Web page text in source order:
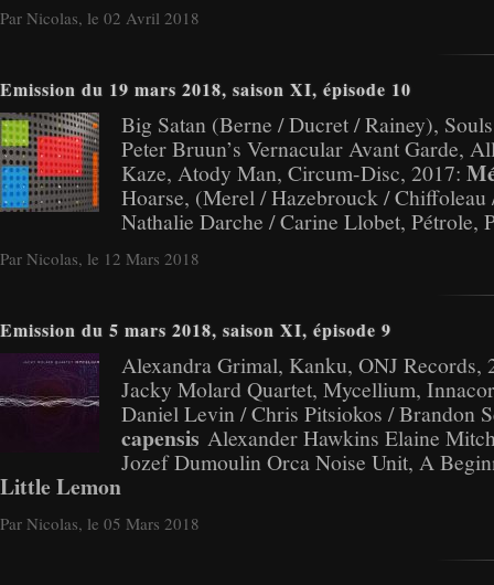
Par Nicolas, le 02 Avril 2018
Emission du 19 mars 2018, saison XI, épisode 10
Big Satan (Berne / Ducret / Rainey),
Peter Bruun’s Vernacular Avant Garde,
Kaze, Atody Man, Circum-Disc, 2017:
Hoarse, (Merel / Hazebrouck /
Nathalie Darche / Carine Llobet, Pétrole,
Par Nicolas, le 12 Mars 2018
Emission du 5 mars 2018, saison XI, épisode 9
Alexandra Grimal, Kanku, ONJ Records,
Jacky Molard Quartet, Mycellium,
Daniel Levin / Chris Pitsiokos / Brandon
capensis Alexander Hawkins Elaine
Jozef Dumoulin Orca Noise Unit, A
Little Lemon
Par Nicolas, le 05 Mars 2018